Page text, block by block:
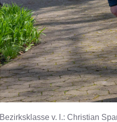
Bezirksklasse v. l.: Christian